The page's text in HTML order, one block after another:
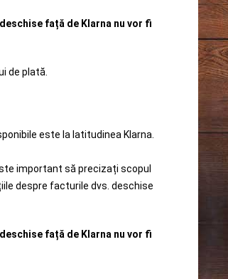
față de Klarna nu vor fi
de plată.
este la latitudinea Klarna.
important să precizați scopul
despre facturile dvs. deschise
față de Klarna nu vor fi